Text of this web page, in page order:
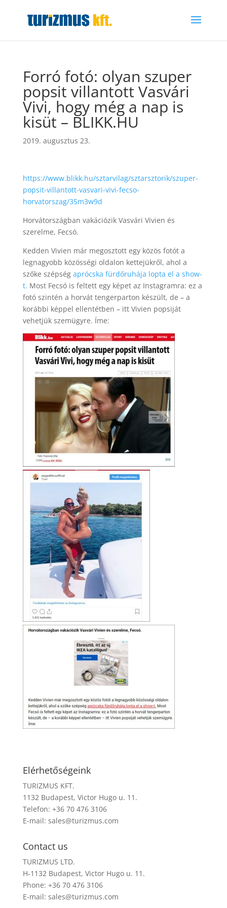
Forró fotó: olyan szuper
popsit villantott Vasvári
Vivi, hogy még a nap is
kisüt – BLIKK.HU
2019. augusztus 23.
https://www.blikk.hu/sztarvilag/sztarsztorik/szuper-
popsit-villantott-vasvari-vivi-fecso-
horvatorszag/35m3w9d
Horvátországban vakációzik Vasvári Vivien és
szerelme, Fecsó.
Kedden Vivien már megosztott egy közös fotót a
legnagyobb közösségi oldalon kettejükről, ahol a
szőke szépség aprócska fürdőruhája lopta el a show-
t. Most Fecsó is feltett egy képet az Instagramra: ez a
fotó szintén a horvát tengerparton készült, de – a
korábbi képpel ellentétben – itt Vivien popsiját
vehetjük szemügyre. Íme:
Elérhetőségeink
TURIZMUS KFT.
1132 Budapest, Victor Hugo u. 11.
Telefon: +36 70 476 3106
E-mail: sales@turizmus.com
Contact us
TURIZMUS LTD.
H-1132 Budapest, Victor Hugo u. 11.
Phone: +36 70 476 3106
E-mail: sales@turizmus.com